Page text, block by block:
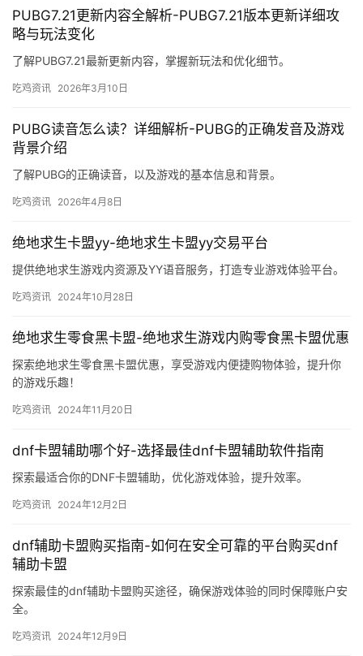
共同推动文化产业的发展。
生成海报
相关推荐
包车的区别及选择技巧
了解PUBG陪玩点单上车和包车的差异，选择最适合你的游戏陪玩方
吃鸡资讯 2026年3月22日
PUBG7.21更新内容全解析-PUBG7.21版本更新详细攻
了解PUBG7.21最新更新内容，掌握新玩法和优化细节。
吃鸡资讯 2026年3月10日
PUBG读音怎么读？详细解析-PUBG的正确发音及游戏
了解PUBG的正确读音，以及游戏的基本信息和背景。
吃鸡资讯 2026年4月8日
提供绝地求生游戏内资源及YY语音服务，打造专业游戏体验平台。
吃鸡资讯 2024年10月28日
绝地求生零食黑卡盟-绝地求生游戏内购零食黑卡盟优惠
探索绝地求生零食黑卡盟优惠，享受游戏内便捷购物体验，提升你